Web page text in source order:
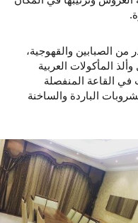
الصبابين والقهوجية،
المأكولات العربية
القاعة المنفصلة
الباردة والساخنة